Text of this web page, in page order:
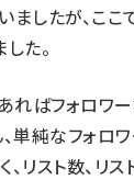
ましたが、ここ
た。
ばフォロワ
、単純なフォ
、リスト数、リ